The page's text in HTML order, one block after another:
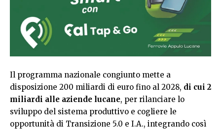
Il programma nazionale congiunto mette a
disposizione 200 miliardi di euro fino al 2028, di cui 2
miliardi alle aziende lucane, per rilanciare lo
sviluppo del sistema produttivo e cogliere le
opportunità di Transizione 5.0 e I.A., integrando così